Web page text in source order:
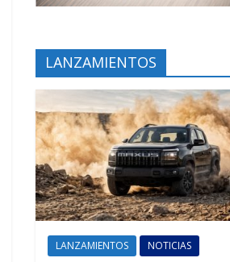
LANZAMIENTOS
LANZAMIENTOS NOTICIAS